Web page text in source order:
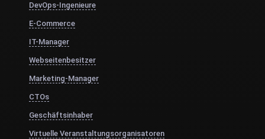
DevOps-Ingenieure
E-Commerce
IT-Manager
Webseitenbesitzer
Marketing-Manager
CTOs
Geschäftsinhaber
Virtuelle Veranstaltungsorganisatoren